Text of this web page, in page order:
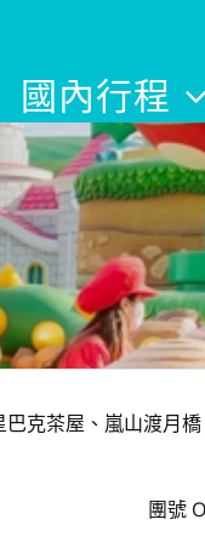
國內行程
巴克茶屋、嵐山渡月
團號